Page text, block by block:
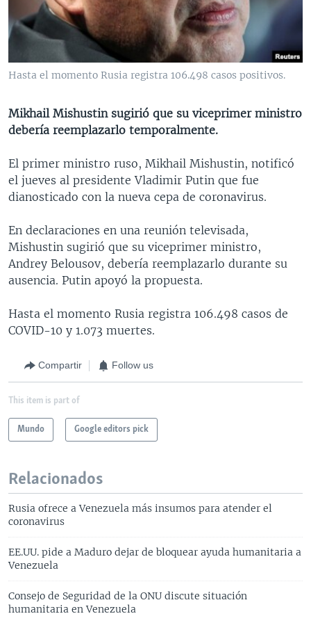
VENEZUELA
BRASIL
NICARAGUA
ECONOMÍA
ENTRETENIMIENTO Y CULTURA
TECNOLOGÍA
CIENCIA Y SALUD
MULTIMEDIA
VIDEOS
FOTOGRAFÍA
PROGRAMAS TV
EL MUNDO AL DÍA
VISIÓN 360
LAS CLAVES
PANORAMA
RADIO
AUDIONOTICIAS
BUENOS DÍAS AMÉRICA
ESTADOS UNIDOS AL DÍA
EL MUNDO AL DÍA [RADIO]
DEPORTIVO INTERNACIONAL
NOTA ECONÓMICA
ENTRETENIMIENTO
DOCUMENTALES DE LA VOA
SÍGANOS
Idiomas
Hasta el momento Rusia registra 106.498 casos positivos.
Mikhail Mishustin sugirió que su viceprimer ministro
debería reemplazarlo temporalmente.
El primer ministro ruso, Mikhail Mishustin, notificó
el jueves al presidente Vladimir Putin que fue
dianosticado con la nueva cepa de coronavirus.
En declaraciones en una reunión televisada,
Mishustin sugirió que su viceprimer ministro,
Andrey Belousov, debería reemplazarlo durante su
ausencia. Putin apoyó la propuesta.
Hasta el momento Rusia registra 106.498 casos de
COVID-10 y 1.073 muertes.
Compartir Follow us
This item is part of
Mundo Google editors pick
Relacionados
Rusia ofrece a Venezuela más insumos para atender el
coronavirus
EE.UU. pide a Maduro dejar de bloquear ayuda humanitaria a
Venezuela
Consejo de Seguridad de la ONU discute situación
humanitaria en Venezuela